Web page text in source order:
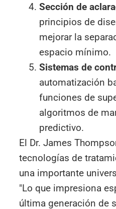
Sección de
principios de
mejorar la
espacio mínimo.
Sistemas de
automatización
funciones de
algoritmos de
predictivo.
El Dr. James
tecnologías de
una importante
"Lo que impresiona
última generación de